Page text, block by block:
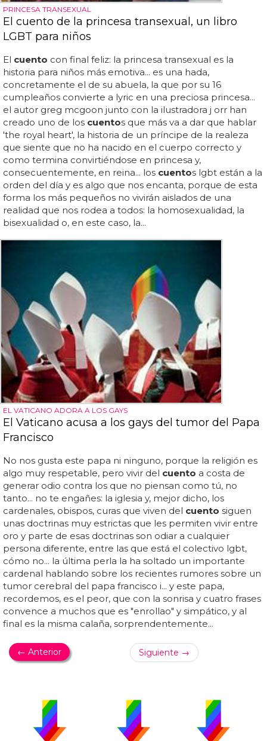
PRINCESA TRANSEXUAL
El cuento de la princesa transexual, un libro
LGBT para niños
El cuento con final feliz: la princesa transexual es la
historia para niños más emotiva... es una hada,
concretamente el de su abuela, la que por su 16
cumpleaños convierte a lyric en una preciosa princesa...
el autor greg mcgoon junto con la ilustradora j orr han
creado uno de los cuentos que más va a dar que hablar
'the royal heart', la historia de un príncipe de la realeza
que siente que no ha nacido en el cuerpo correcto y
como termina convirtiéndose en princesa y,
consecuentemente, en reina... los cuentos lgbt están a la
orden del día y es algo que nos encanta, porque de esta
forma los más pequeños no vivirán aislados de una
realidad que nos rodea a todos: la homosexualidad, la
bisexualidad o, en este caso, la...
EL VATICANO ADORA A LOS GAYS
El Vaticano acusa a los gays del tumor del Papa
Francisco
No nos gusta este papa ni ninguno, porque la religión es
algo muy respetable, pero vivir del cuento a costa de
generar odio contra los que no piensan como tú, no
tanto... no te engañes: la iglesia y, mejor dicho, los
cardenales, obispos, curas que viven del cuento siguen
unas doctrinas muy estrictas que les permiten vivir entre
oro y parte de esas doctrinas son odiar a cualquier
persona diferente, entre las que está el colectivo lgbt,
cómo no... la última perla la ha soltado un importante
cardenal hablando sobre los recientes rumores sobre un
tumor cerebral del papa francisco i... y este papa,
recordemos, es el peor, que con la sonrisa y cuatro frases
convence a muchos que es "enrollao" y simpático, y al
final es la misma calaña, sorprendentemente...
← Anterior Siguiente →